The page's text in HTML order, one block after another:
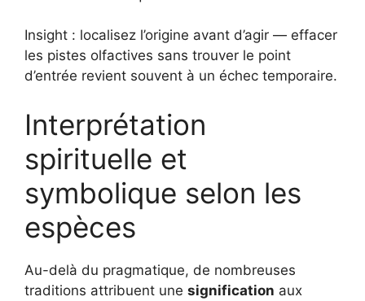
Insight : localisez l’origine avant d’agir — effacer
les pistes olfactives sans trouver le point
d’entrée revient souvent à un échec temporaire.
Interprétation
spirituelle et
symbolique selon les
espèces
Au-delà du pragmatique, de nombreuses
traditions attribuent une signification aux